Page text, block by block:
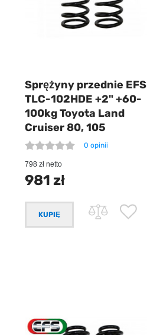
Sprężyny przednie EFS
TLC-102HDE +2" +60-
100kg Toyota Land
Cruiser 80, 105
0 opinii
798 zł netto
981 zł